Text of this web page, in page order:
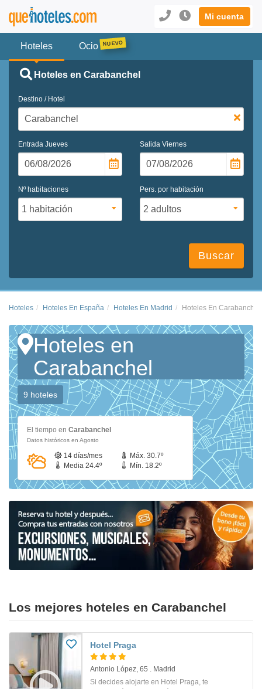
Mi cuenta
Hoteles Ocio
Hoteles en Carabanchel
Destino / Hotel
Entrada Jueves Salida Viernes
Nº habitaciones Pers. por habitación
Buscar
Hoteles Hoteles En España Hoteles En Madrid Hoteles En Carabanchel
Hoteles en
Carabanchel
9 hoteles
El tiempo en Carabanchel
Datos históricos en Agosto
14 días/mes
Máx. 30.7º
Media 24.4º
Mín. 18.2º
Los mejores hoteles en Carabanchel
Hotel Praga
Antonio López, 65 . Madrid
Si decides alojarte en Hotel Praga, te